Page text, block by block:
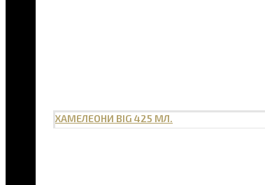
ХАМЕЛЕОНИ BIG 425 МЛ.